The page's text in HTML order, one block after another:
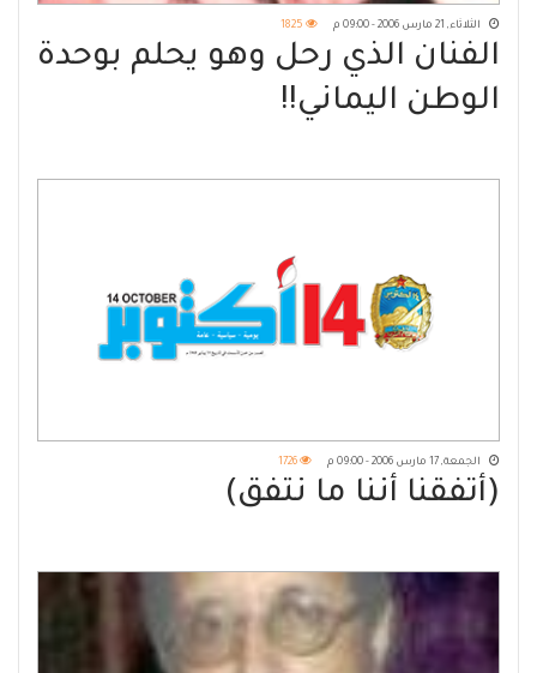
الثلاثاء, 21 مارس 2006 - 09:00 م 1825
الفنان الذي رحل وهو يحلم بوحدة
الوطن اليماني!!
الجمعة, 17 مارس 2006 - 09:00 م 1726
(أتفقنا أننا ما نتفق)